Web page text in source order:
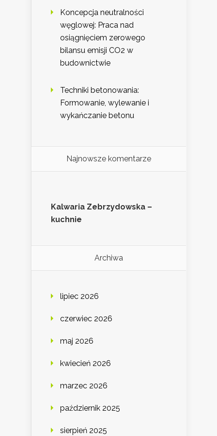
Koncepcja neutralności
węglowej: Praca nad
osiągnięciem zerowego
bilansu emisji CO2 w
budownictwie
Techniki betonowania:
Formowanie, wylewanie i
wykańczanie betonu
Najnowsze komentarze
Kalwaria Zebrzydowska –
kuchnie
Archiwa
lipiec 2026
czerwiec 2026
maj 2026
kwiecień 2026
marzec 2026
październik 2025
sierpień 2025